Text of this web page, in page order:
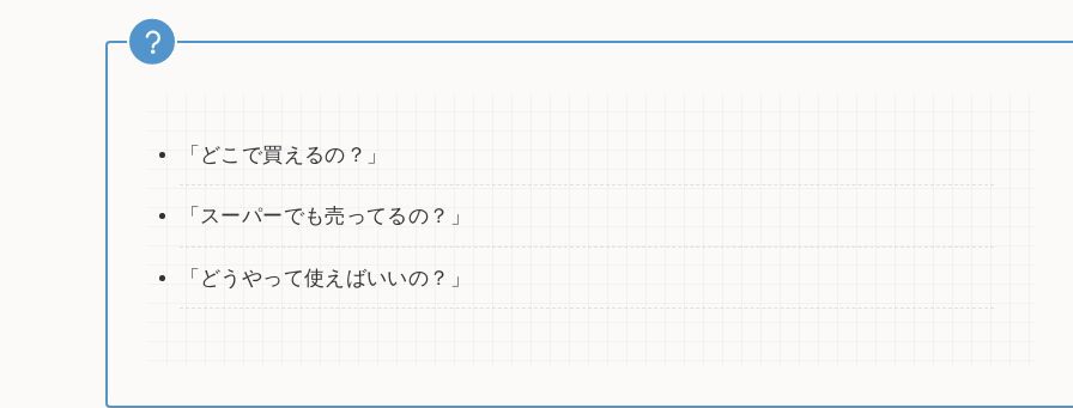
「どこで買えるの？」
「スーパーでも売ってるの？」
「どうやって使えばいいの？」